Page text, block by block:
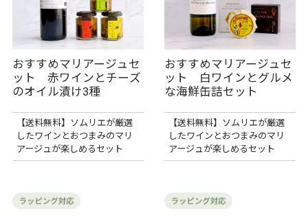
おすすめマリアージュセ
ット 赤ワインとチーズ
のオイル漬け3種
【送料無料】ソムリエが厳選
したワインとおつまみのマリ
アージュが楽しめるセット
おすすめマリアージュセ
ット 白ワインとグルメ
な海鮮缶詰セット
【送料無料】ソムリエが厳選
したワインとおつまみのマリ
アージュが楽しめるセット